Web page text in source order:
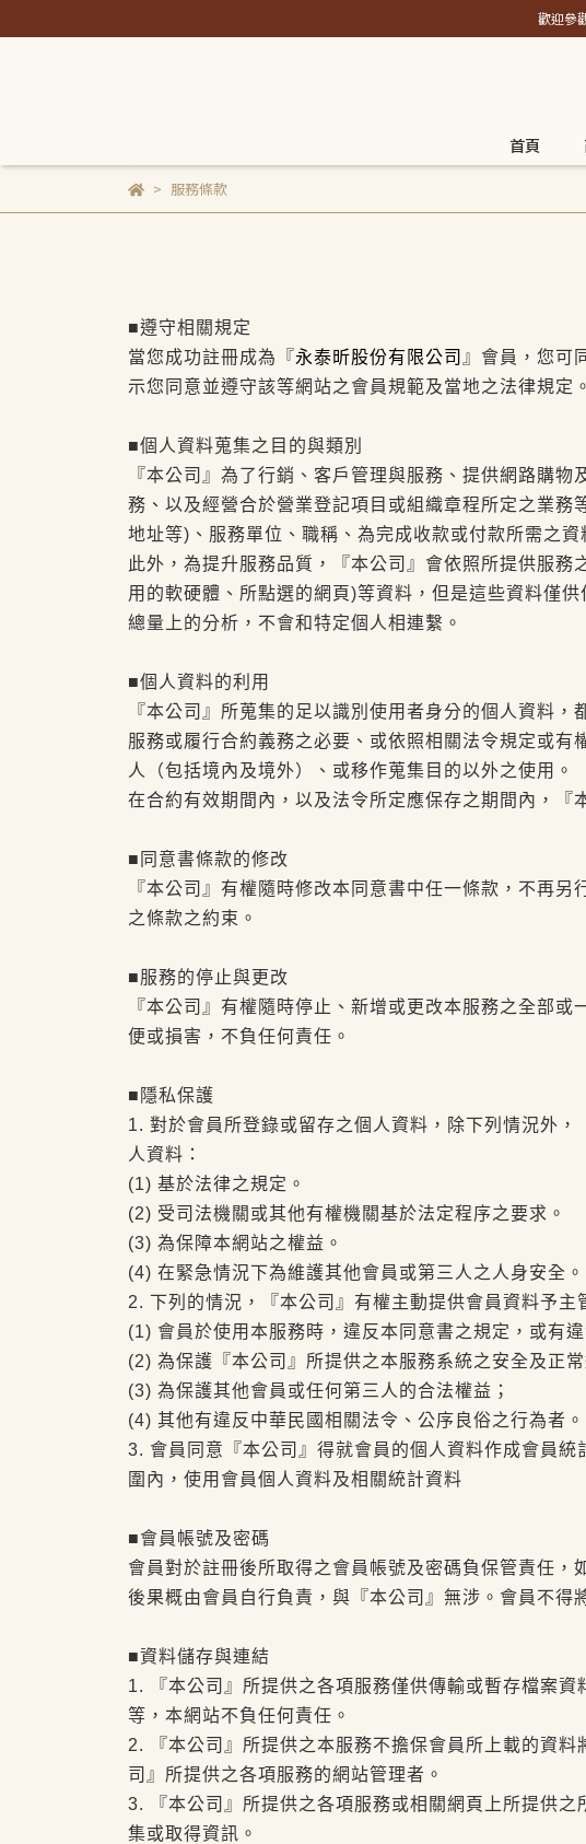
歡迎參
首頁
服務條款
■遵守相關規定
當您成功註冊成為『永泰昕股份有限公司 』會員，您可
示您同意並遵守該等網站之會員規範及當地之法律規定。
■個人資料蒐集之目的與類別
『本公司』為了行銷、客戶管理與服務、提供網路購
務、以及經營合於營業登記項目或組織章程所定之業
地址等)、服務單位、職稱、為完成收款或付款所需之
此外，為提升服務品質，『本公司』會依照所提供服
用的軟硬體、所點選的網頁)等資料，但是這些資料僅
總量上的分析，不會和特定個人相連繫。
■個人資料的利用
『本公司』所蒐集的足以識別使用者身分的個人資料
服務或履行合約義務之必要、或依照相關法令規定或
人（包括境內及境外）、或移作蒐集目的以外之使用。
在合約有效期間內，以及法令所定應保存之期間內，『
■同意書條款的修改
『本公司』有權隨時修改本同意書中任一條款，不再
之條款之約束。
■服務的停止與更改
『本公司』有權隨時停止、新增或更改本服務之全部
便或損害，不負任何責任。
■隱私保護
1. 對於會員所登錄或留存之個人資料，除下列情況外
人資料：
(1) 基於法律之規定。
(2) 受司法機關或其他有權機關基於法定程序之要求。
(3) 為保障本網站之權益。
(4) 在緊急情況下為維護其他會員或第三人之人身安全。
2. 下列的情況，『本公司』有權主動提供會員資料予主
(1) 會員於使用本服務時，違反本同意書之規定，或有違
(2) 為保護『本公司』所提供之本服務系統之安全及正
(3) 為保護其他會員或任何第三人的合法權益；
(4) 其他有違反中華民國相關法令、公序良俗之行為者。
3. 會員同意『本公司』得就會員的個人資料作成會員
圍內，使用會員個人資料及相關統計資料
■會員帳號及密碼
會員對於註冊後所取得之會員帳號及密碼負保管責任
後果概由會員自行負責，與『本公司』無涉。會員不得
■資料儲存與連結
1. 『本公司』所提供之各項服務僅供傳輸或暫存檔案
等，本網站不負任何責任。
2. 『本公司』所提供之本服務不擔保會員所上載的資
司』所提供之各項服務的網站管理者。
3. 『本公司』所提供之各項服務或相關網頁上所提供
集或取得資訊。